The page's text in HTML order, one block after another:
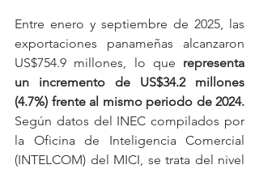
Entre enero y septiembre de 2025, las
exportaciones panameñas alcanzaron
US$754.9 millones, lo que representa
un incremento de US$34.2 millones
Según datos del INEC compilados por
la Oficina de Inteligencia Comercial
(INTELCOM) del MICI, se trata del nivel